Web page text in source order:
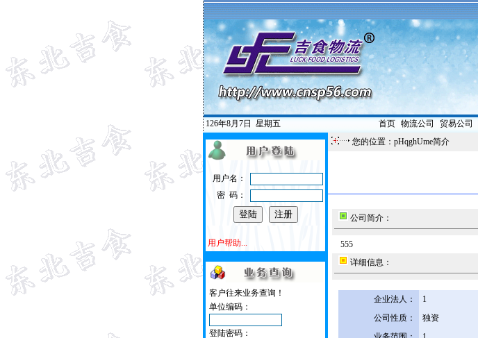
126年8月7日 星期五 首页| 物流公司 贸易公司
用户名：
密 码：
用户帮助...
客户往来业务查询！
单位编码：
登陆密码：
您的位置：pHqghUme简介
公司简介：
555
详细信息：
企业法人：
1
公司性质：
独资